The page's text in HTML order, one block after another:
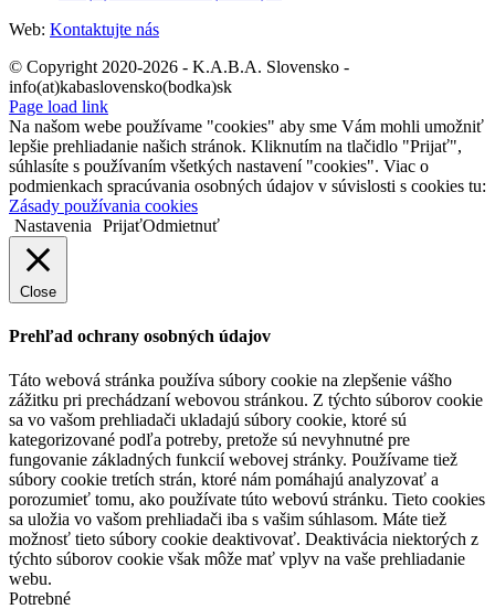
Web: Kontaktujte nás
© Copyright 2020-2026 - K.A.B.A. Slovensko -
info(at)kabaslovensko(bodka)sk
Page load link
Na našom webe používame "cookies" aby sme Vám mohli umožniť
lepšie prehliadanie našich stránok. Kliknutím na tlačidlo "Prijať",
súhlasíte s používaním všetkých nastavení "cookies". Viac o
podmienkach spracúvania osobných údajov v súvislosti s cookies tu:
Zásady používania cookies
Nastavenia
PrijaťOdmietnuť
Close
Prehľad ochrany osobných údajov
Táto webová stránka používa súbory cookie na zlepšenie vášho
zážitku pri prechádzaní webovou stránkou. Z týchto súborov cookie
sa vo vašom prehliadači ukladajú súbory cookie, ktoré sú
kategorizované podľa potreby, pretože sú nevyhnutné pre
fungovanie základných funkcií webovej stránky. Používame tiež
súbory cookie tretích strán, ktoré nám pomáhajú analyzovať a
porozumieť tomu, ako používate túto webovú stránku. Tieto cookies
sa uložia vo vašom prehliadači iba s vašim súhlasom. Máte tiež
možnosť tieto súbory cookie deaktivovať. Deaktivácia niektorých z
týchto súborov cookie však môže mať vplyv na vaše prehliadanie
webu.
Potrebné